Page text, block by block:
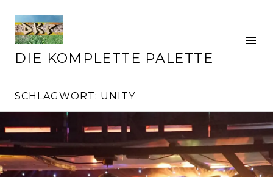
zum
Inhalt
DIE KOMPLETTE PALETTE
SCHLAGWORT: UNITY